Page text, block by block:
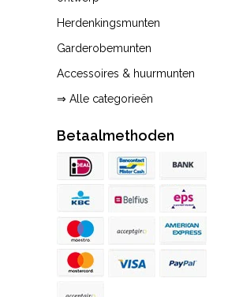
Herdenkingsmunten
Garderobemunten
Accessoires & huurmunten
⇒ Alle categorieën
Betaalmethoden